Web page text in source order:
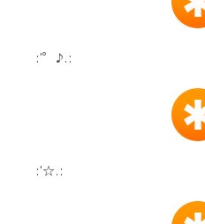
:'゜♪.:
:'☆.: